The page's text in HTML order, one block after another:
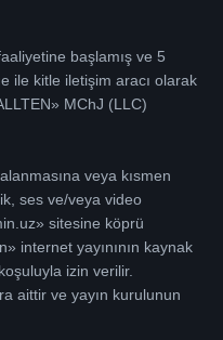
başlamış ve 5
ile kitle iletişim aracı olarak
MChJ (LLC)
veya kısmen
ses ve/veya video
sitesine köprü
internet yayınının kaynak
izin verilir.
aittir ve yayın kurulunun